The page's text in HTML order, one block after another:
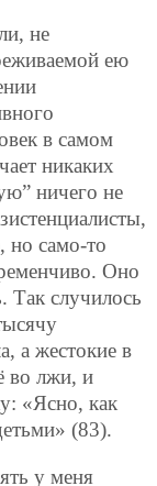
не
ею
в самом
никаких
ничего не
но само-то
Оно
Так случилось
а жестокие в
во лжи, и
«Ясно, как
(83).
у меня